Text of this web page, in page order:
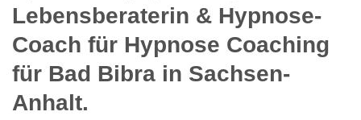
Lebensberaterin & Hypnose-
Coach für Hypnose Coaching
für Bad Bibra in Sachsen-
Anhalt.